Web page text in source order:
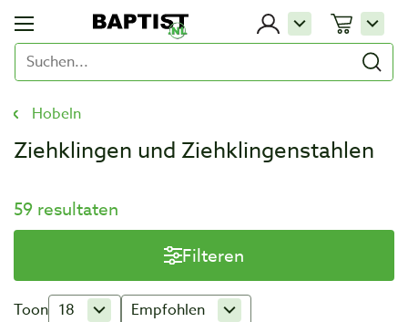
Hobeln
Ziehklingen und Ziehklingenstahlen
59 resultaten
Filteren
Toon 18 Empfohlen